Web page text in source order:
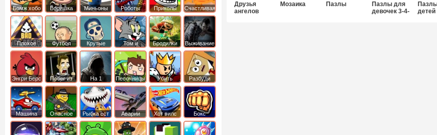
Друзья
ангелов
Мозаика Пазлы
Пазлы для
девочек 3-4-
детей
Бомж хобо
Воришка
боб
Миньоны
Роботы
динозавры
Приколы
Счастливая
обезьянка
Плохое
мороженое
Футбол
головами
Крутые
Том и
джерри
Бродилки
Приключения
Выживание
Энгри Берс
Побег из
тюрьмы
На 1 Песочницы
Убить
короля
Разбуди
коробку
Машина
ест
машину
Опасное
оружие
Рыбка ест
рыбку
Аварии
машин
Хот вилс Бокс